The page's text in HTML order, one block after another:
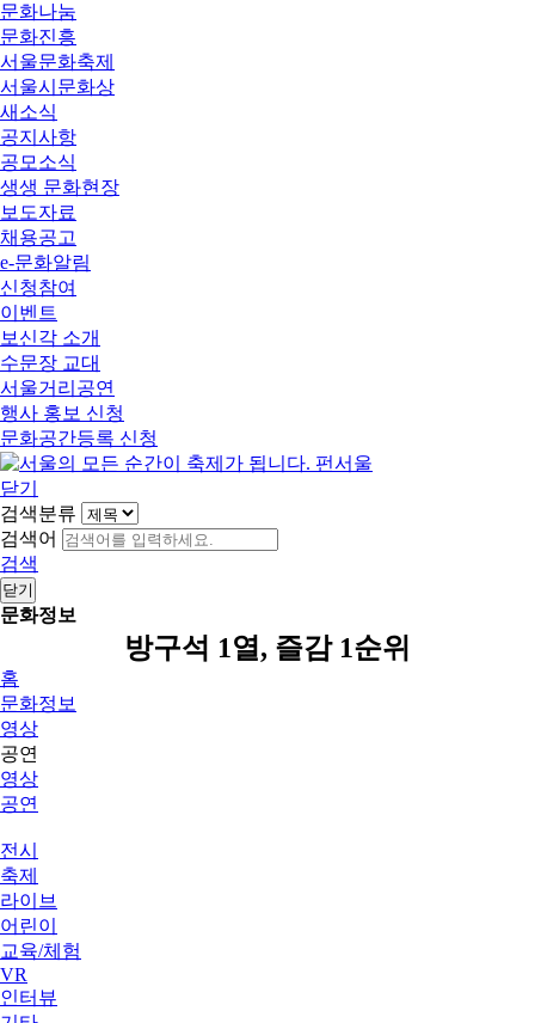
문화나눔
문화진흥
서울문화축제
서울시문화상
새소식
공지사항
공모소식
생생 문화현장
보도자료
채용공고
e-문화알림
신청참여
이벤트
보신각 소개
수문장 교대
서울거리공연
행사 홍보 신청
문화공간등록 신청
닫기
검색분류
검색어
검색
닫기
문화정보
방구석 1열, 즐감 1순위
홈
문화정보
영상
공연
영상
공연
전시
축제
라이브
어린이
교육/체험
VR
인터뷰